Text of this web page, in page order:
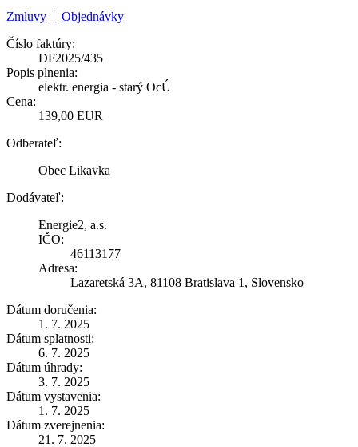
Zmluvy | Objednávky
Číslo faktúry:
DF2025/435
Popis plnenia:
elektr. energia - starý OcÚ
Cena:
139,00 EUR
Odberateľ:
Obec Likavka
Dodávateľ:
Energie2, a.s.
IČO:
46113177
Adresa:
Lazaretská 3A, 81108 Bratislava 1, Slovensko
Dátum doručenia:
1. 7. 2025
Dátum splatnosti:
6. 7. 2025
Dátum úhrady:
3. 7. 2025
Dátum vystavenia:
1. 7. 2025
Dátum zverejnenia:
21. 7. 2025